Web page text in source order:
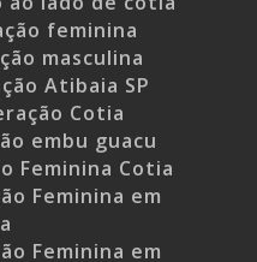
feminina
masculina
Atibaia SP
Cotia
embu guacu
Feminina Cotia
Feminina em
Feminina em